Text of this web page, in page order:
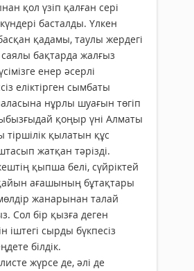
қол үзіп қалған сері
басталды. Үлкен
қадамы, таулы жердегі
саялы бақтарда жалғыз
енер әсерлі
еліктірген сымбаты
нұрлы шуағын төгіп
қоңыр үні Алматы
тіршілік қылатын құс
жатқан тәрізді.
қыпша белі, сүйріктей
ағашының бұтақтары
жанарынан талай
Сол бір қызға деген
іштегі сырды бүкпесіз
білдік.
жүрсе де, әлі де